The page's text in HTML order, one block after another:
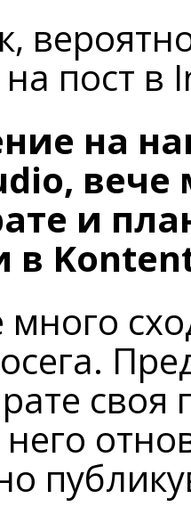
пост в
на
и
в
своя
него